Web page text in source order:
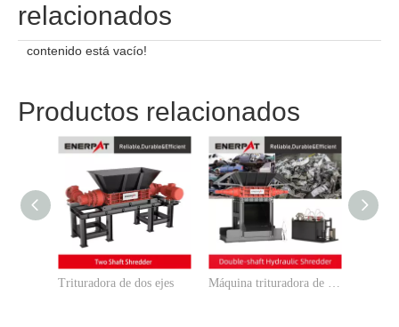
relacionados
contenido está vacío!
Productos relacionados
Trituradora de dos ejes Máquina trituradora de automóviles de eje gemelo hidráulico 500Kw